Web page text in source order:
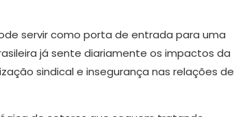
servir como porta de entrada para uma
já sente diariamente os impactos da
sindical e insegurança nas relações de